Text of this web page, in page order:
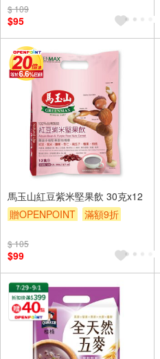
$ 109
$95
馬玉山紅豆紫米堅果飲 30克x12
贈OPENPOINT
滿額9折
$ 105
$99